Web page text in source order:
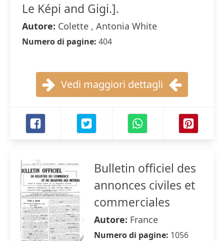
Le Képi and Gigi.].
Autore: Colette , Antonia White
Numero di pagine: 404
Vedi maggiori dettagli
Bulletin officiel des
annonces civiles et
commerciales
Autore: France
Numero di pagine: 1056